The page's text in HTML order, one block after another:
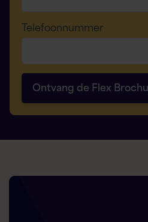
Telefoonnummer
Ontvang de Flex